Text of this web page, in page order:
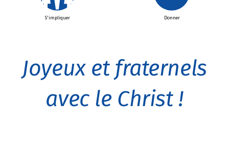
S'impliquer Donner
Joyeux et fraternels
avec le Christ !